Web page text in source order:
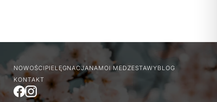
NOWOŚCI PIELĘGNACJANAMOI MEDZESTAWYBLOG
KONTAKT